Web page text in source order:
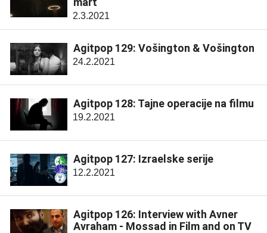
2.3.2021
Agitpop 129: Vošington & Vošington
24.2.2021
Agitpop 128: Tajne operacije na filmu
19.2.2021
Agitpop 127: Izraelske serije
12.2.2021
Agitpop 126: Interview with Avner
Avraham - Mossad in Film and on TV